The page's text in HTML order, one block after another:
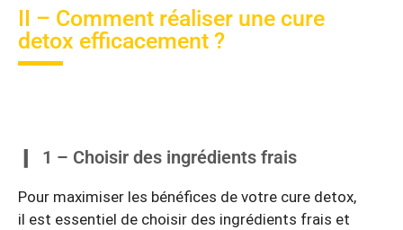
II – Comment réaliser une cure
detox efficacement ?
1 – Choisir des ingrédients frais
Pour maximiser les bénéfices de votre cure detox,
il est essentiel de choisir des ingrédients frais et